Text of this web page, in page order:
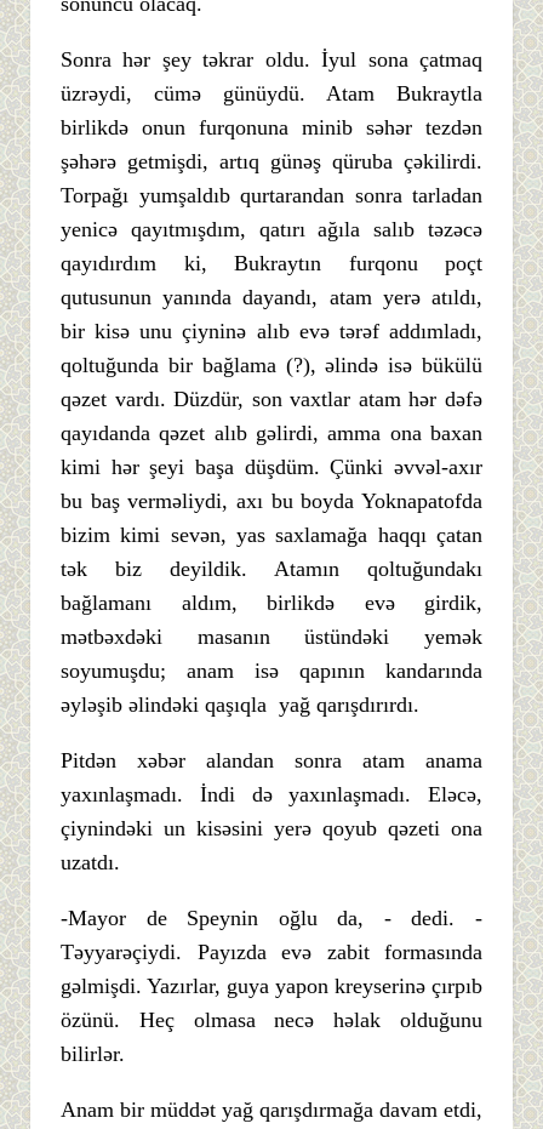
Sonra hər şey təkrar oldu. İyul sona çatmaq
üzrəydi, cümə günüydü. Atam Bukraytla
birlikdə onun furqonuna minib səhər tezdən
şəhərə getmişdi, artıq günəş qüruba çəkilirdi.
Torpağı yumşaldıb qurtarandan sonra tarladan
yenicə qayıtmışdım, qatırı ağıla salıb təzəcə
qayıdırdım ki, Bukraytın furqonu poçt
qutusunun yanında dayandı, atam yerə atıldı,
bir kisə unu çiyninə alıb evə tərəf addımladı,
qoltuğunda bir bağlama (?), əlində isə bükülü
qəzet vardı. Düzdür, son vaxtlar atam hər dəfə
qayıdanda qəzet alıb gəlirdi, amma ona baxan
kimi hər şeyi başa düşdüm. Çünki əvvəl-axır
bu baş verməliydi, axı bu boyda Yoknapatofda
bizim kimi sevən, yas saxlamağa haqqı çatan
tək biz deyildik. Atamın qoltuğundakı
bağlamanı aldım, birlikdə evə girdik,
mətbəxdəki masanın üstündəki yemək
soyumuşdu; anam isə qapının kandarında
əyləşib əlindəki qaşıqla yağ qarışdırırdı.
Pitdən xəbər alandan sonra atam anama
yaxınlaşmadı. İndi də yaxınlaşmadı. Eləcə,
çiynindəki un kisəsini yerə qoyub qəzeti ona
uzatdı.
-Mayor de Speynin oğlu da, - dedi. -
Təyyarəçiydi. Payızda evə zabit formasında
gəlmişdi. Yazırlar, guya yapon kreyserinə çırpıb
özünü. Heç olmasa necə həlak olduğunu
bilirlər.
Anam bir müddət yağ qarışdırmağa davam etdi,